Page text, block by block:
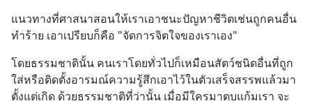
แนวทางที่ศาสนาสอนให้เราเอาชนะปัญหาชีวิตเช่นถูกคนอื่น
ทำร้าย เอาเปรียบก็คือ "จัดการจิตใจของเราเอง"
โดยธรรมชาตินั้น คนเราโดยทั่วไปก็เหมือนสัตว์ชนิดอื่นที่ถูก
ใส่หรือติดตั้งอารมณ์ความรู้สึกเอาไว้ในตัวเสร็จสรรพแล้วมา
ตั้งแต่เกิด ด้วยธรรมชาติที่ว่านั้น เมื่อมีใครมาตบแก้มเรา จะ